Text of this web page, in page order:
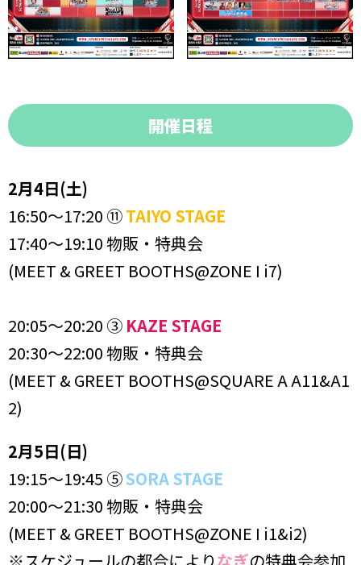
開催日程
2月4日(土)
16:50〜17:20 ⑪TAIYO STAGE
17:40〜19:10 物販・特典会
(MEET & GREET BOOTHS@ZONE I i7)
20:05〜20:20 ③ KAZE STAGE
20:30〜22:00 物販・特典会
(MEET & GREET BOOTHS@SQUARE A A11&A1
2)
2月5日(日)
19:15〜19:45 ⑤SORA STAGE
20:00〜21:30 物販・特典会
(MEET & GREET BOOTHS@ZONE I i1&i2)